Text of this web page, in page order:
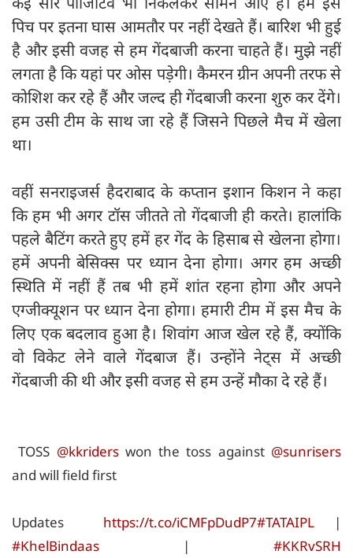
पिच पर इतना घास आमतौर पर नहीं देखते हैं। बारिश भी हुई
है और इसी वजह से हम गेंदबाजी करना चाहते हैं। मुझे नहीं
लगता है कि यहां पर ओस पड़ेगी। कैमरन ग्रीन अपनी तरफ से
कोशिश कर रहे हैं और जल्द ही गेंदबाजी करना शुरु कर देंगे।
हम उसी टीम के साथ जा रहे हैं जिसने पिछले मैच में खेला
था।
वहीं सनराइजर्स हैदराबाद के कप्तान इशान किशन ने कहा
कि हम भी अगर टॉस जीतते तो गेंदबाजी ही करते। हालांकि
पहले बैटिंग करते हुए हमें हर गेंद के हिसाब से खेलना होगा।
हमें अपनी बेसिक्स पर ध्यान देना होगा। अगर हम अच्छी
स्थिति में नहीं हैं तब भी हमें शांत रहना होगा और अपने
एग्जीक्यूशन पर ध्यान देना होगा। हमारी टीम में इस मैच के
लिए एक बदलाव हुआ है। शिवांग आज खेल रहे हैं, क्योंकि
वो विकेट लेने वाले गेंदबाज हैं। उन्होंने नेट्स में अच्छी
गेंदबाजी की थी और इसी वजह से हम उन्हें मौका दे रहे हैं।
TOSS @kkriderswon the toss against @sunrisers
and will field first
Updates https://t.co/iCMFpDudP7#TATAIPL |
#KhelBindaas | #KKRvSRH